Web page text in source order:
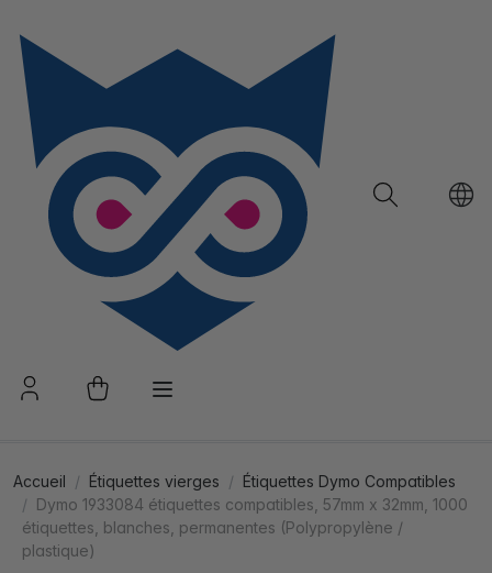
Accueil Étiquettes vierges
Étiquettes Dymo Compatibles
Dymo 1933084 étiquettes compatibles, 57mm x 32mm, 1000
étiquettes, blanches, permanentes (Polypropylène /
plastique)